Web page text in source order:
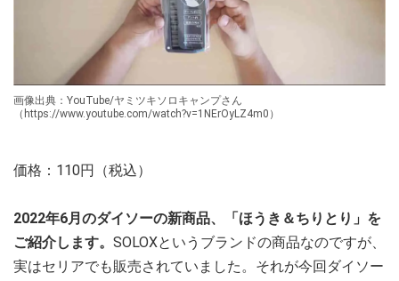
画像出典：YouTube/ヤミツキソロキャンプさん
（https://www.youtube.com/watch?v=1NErOyLZ4m0）
価格：110円（税込）
2022年6月のダイソーの新商品、「ほうき＆ちりとり」を
ご紹介します。 SOLOXというブランドの商品なのですが、
実はセリアでも販売されていました。それが今回ダイソー